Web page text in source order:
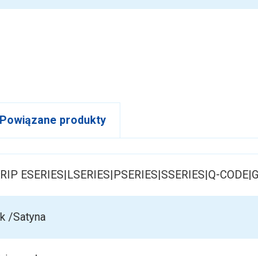
Powiązane produkty
ESERIES|LSERIES|PSERIES|SSERIES|Q-
/Satyna